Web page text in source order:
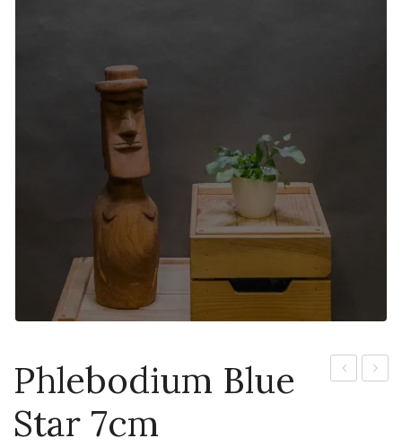
Phlebodium Blue
Star 7cm